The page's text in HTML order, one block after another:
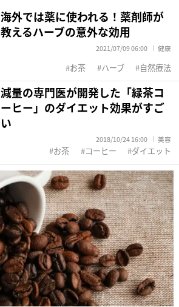
海外では薬に使われる！薬剤師が
教えるハーブの意外な効用
2021/07/09 06:00 健康
お茶 ハーブ 自然療法
減量の専門医が開発した「緑茶コ
ーヒー」のダイエット効果がすご
い
2018/10/24 16:00 美容
お茶 コーヒー ダイエット